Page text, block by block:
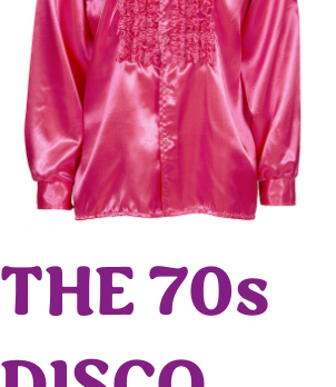
THE 70s